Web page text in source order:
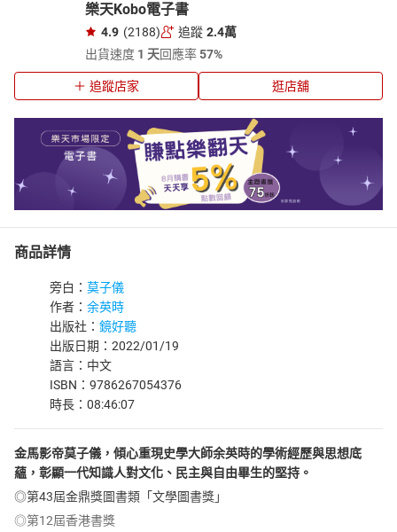
樂天Kobo電子書
4.9 (2188) 追蹤 2.4萬
出貨速度 1 天回應率57%
追蹤店家 逛店舖
商品詳情
旁白： 莫子儀
作者： 余英時
出版社： 鏡好聽
出版日期：2022/01/19
語言：中文
ISBN：9786267054376
時長：08:46:07
金馬影帝莫子儀，傾心重現史學大師余英時的學術經歷與思想底
蘊，彰顯一代知識人對文化、民主與自由畢生的堅持。
◎第43屆金鼎獎圖書類「文學圖書獎」
◎第12屆香港書獎